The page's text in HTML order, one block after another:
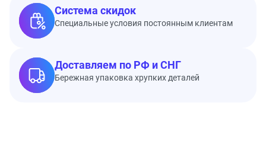
Система скидок
Специальные условия постоянным клиентам
Доставляем по РФ и СНГ
Бережная упаковка хрупких деталей